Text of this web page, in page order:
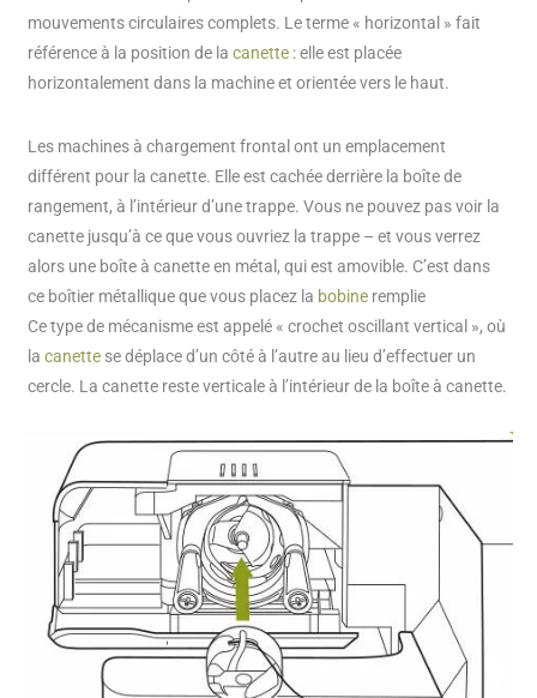
mouvements circulaires complets. Le terme « horizontal » fait
référence à la position de la canette : elle est placée
horizontalement dans la machine et orientée vers le haut.
Les machines à chargement frontal ont un emplacement
différent pour la canette. Elle est cachée derrière la boîte de
rangement, à l’intérieur d’une trappe. Vous ne pouvez pas voir la
canette jusqu’à ce que vous ouvriez la trappe – et vous verrez
alors une boîte à canette en métal, qui est amovible. C’est dans
ce boîtier métallique que vous placez la bobine remplie
Ce type de mécanisme est appelé « crochet oscillant vertical », où
la canette se déplace d’un côté à l’autre au lieu d’effectuer un
cercle. La canette reste verticale à l’intérieur de la boîte à canette.